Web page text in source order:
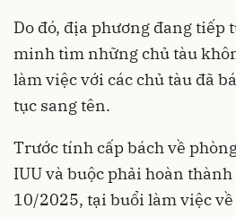
Do đó, địa phương đang tiếp
minh tìm những chủ tàu
làm việc với các chủ tàu đã
tục sang tên.
Trước tính cấp bách về
IUU và buộc phải hoàn
10/2025, tại buổi làm việc